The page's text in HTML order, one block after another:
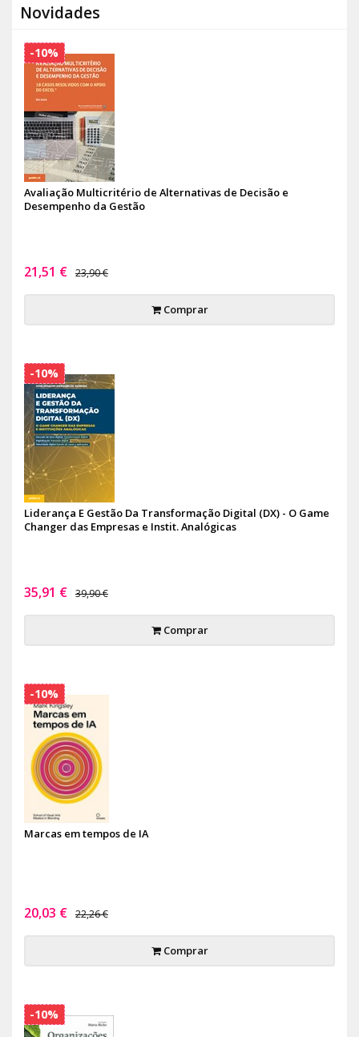
Novidades
Avaliação Multicritério de Alternativas de Decisão e
Desempenho da Gestão
21,51 € 23,90 €
Comprar
-10%
Liderança E Gestão Da Transformação Digital (DX) - O Game
Changer das Empresas e Instit. Analógicas
35,91 € 39,90 €
Comprar
-10%
Marcas em tempos de IA
20,03 € 22,26 €
Comprar
-10%
-10%